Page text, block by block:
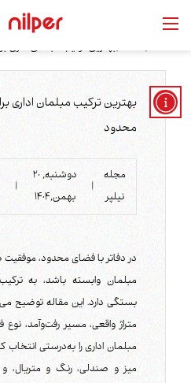
/
/بهترین ترکیب مبلمان اداری
بهترین ترکیب مبلمان اداری
محدود
مجله
نیلپر
|
دوشنبه, 20
بهمن,1404
|
در دفاتر با فضای محدود، موفقیت
مبلمان وابسته باشد، به
بستگی دارد. این مقاله توضیح
متراژ واقعی، مسیر رفت‌وآمد، نوع
مبلمان اداری را به‌درستی
میز و صندلی، رنگ و متریال،